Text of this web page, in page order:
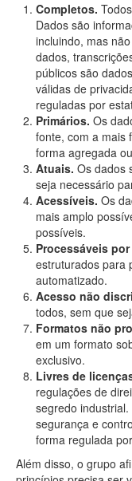
Completos.
Dados são
incluindo, mas
dados,
públicos são
válidas de
reguladas por
Primários. Os
fonte, com a mais
forma agregada
Atuais. Os dados
seja necessário
Acessíveis. Os
mais amplo
possíveis.
Processáveis
estruturados para
automatizado.
Acesso não
todos, sem que
Formatos não
em um formato
exclusivo.
Livres de
regulações de
segredo
segurança e
forma regulada
Além disso, o grupo